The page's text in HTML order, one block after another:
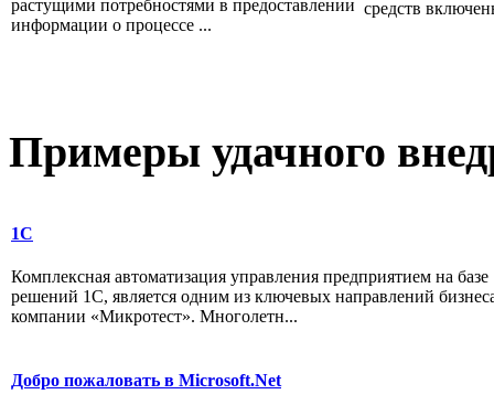
растущими потребностями в предоставлении
информации о процессе ...
средств
Примеры удачного
1С
Комплексная автоматизация управления предприятием на базе
решений 1С, является одним из ключевых направлений
компании «Микротест». Многолетн...
Добро пожаловать в Microsoft.Net